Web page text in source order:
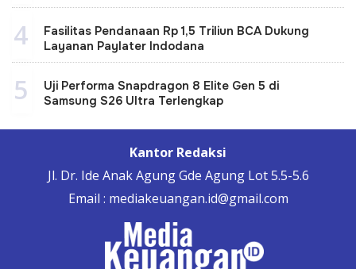
4
Fasilitas Pendanaan Rp 1,5 Triliun BCA Dukung
Layanan Paylater Indodana
5
Uji Performa Snapdragon 8 Elite Gen 5 di
Samsung S26 Ultra Terlengkap
Kantor Redaksi
Jl. Dr. Ide Anak Agung Gde Agung Lot 5.5-5.6
Email : mediakeuangan.id@gmail.com